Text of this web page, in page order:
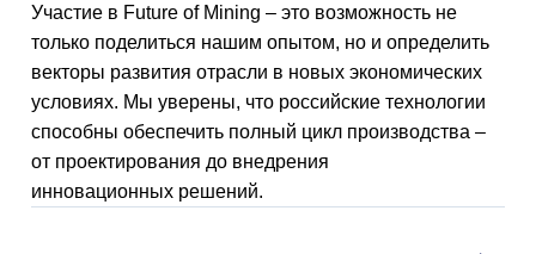
Участие в Future of Mining – это возможность не
только поделиться нашим опытом, но и определить
векторы развития отрасли в новых экономических
условиях. Мы уверены, что российские технологии
способны обеспечить полный цикл производства –
от проектирования до внедрения
инновационных решений.